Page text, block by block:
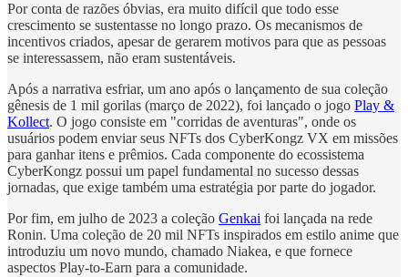
Por conta de razões óbvias, era muito difícil que todo esse
crescimento se sustentasse no longo prazo. Os mecanismos de
incentivos criados, apesar de gerarem motivos para que as pessoas
se interessassem, não eram sustentáveis.
Após a narrativa esfriar, um ano após o lançamento de sua coleção
gênesis de 1 mil gorilas (março de 2022), foi lançado o jogo Play &
Kollect. O jogo consiste em "corridas de aventuras", onde os
usuários podem enviar seus NFTs dos CyberKongz VX em missões
para ganhar itens e prêmios. Cada componente do ecossistema
CyberKongz possui um papel fundamental no sucesso dessas
jornadas, que exige também uma estratégia por parte do jogador.
Por fim, em julho de 2023 a coleção Genkai foi lançada na rede
Ronin. Uma coleção de 20 mil NFTs inspirados em estilo anime que
introduziu um novo mundo, chamado Niakea, e que fornece
aspectos Play-to-Earn para a comunidade.